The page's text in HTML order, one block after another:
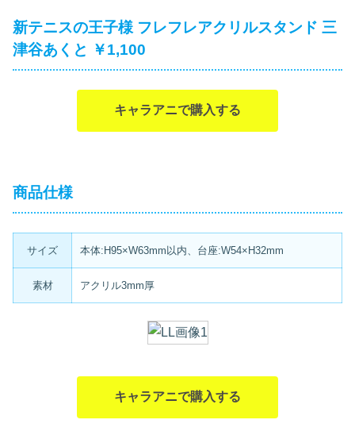
新テニスの王子様 フレフレアクリルスタンド 三
津谷あくと ￥1,100
キャラアニで購入する
商品仕様
サイズ 本体:H95×W63mm以内、台座:W54×H32mm
素材 アクリル3mm厚
キャラアニで購入する